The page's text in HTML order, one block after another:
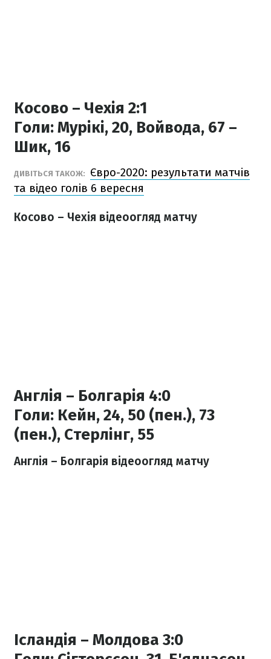
Косово – Чехія 2:1
Голи:Мурікі, 20, Войвода, 67 –
Шик, 16
ДИВІТЬСЯ ТАКОЖ:
Євро-2020: результати матчів
та відео голів 6 вересня
Косово – Чехія відеоогляд матчу
Англія – Болгарія 4:0
Голи: Кейн, 24, 50 (пен.), 73
(пен.), Стерлінг, 55
Англія – Болгарія відеоогляд матчу
Ісландія – Молдова 3:0